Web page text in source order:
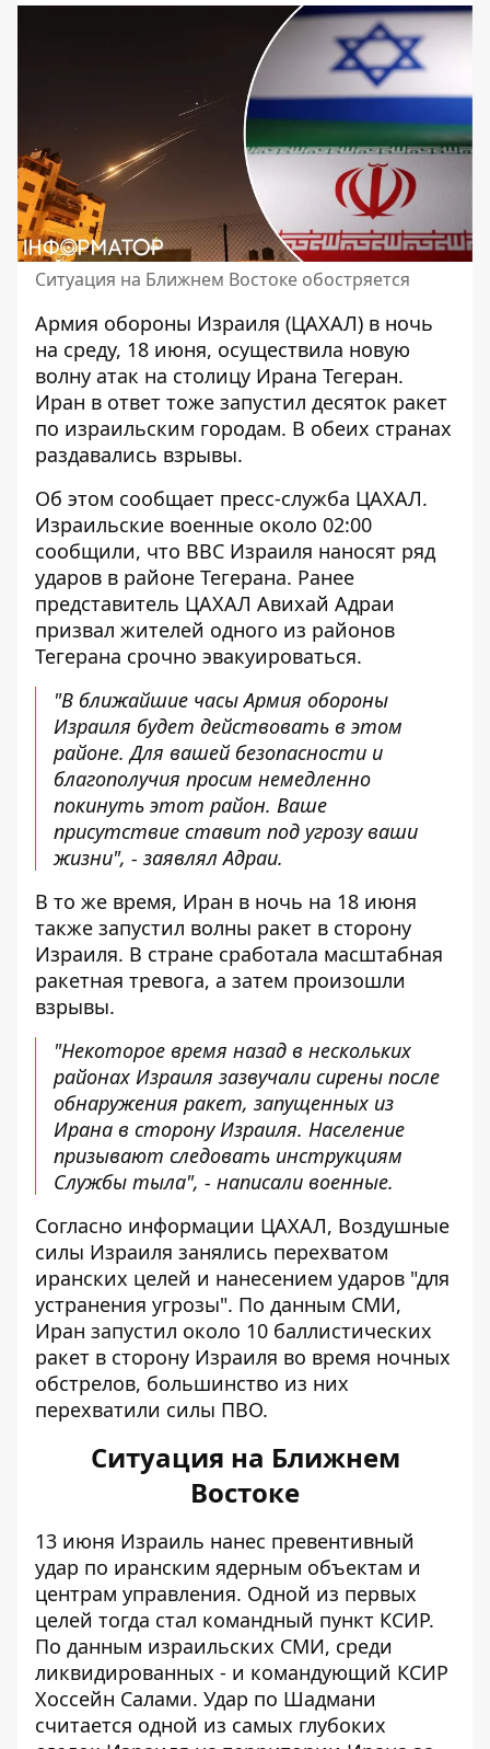
Ситуация на Ближнем Востоке обостряется
Армия обороны Израиля (ЦАХАЛ) в ночь
на среду, 18 июня, осуществила новую
волну атак на столицу Ирана Тегеран.
Иран в ответ тоже запустил десяток ракет
по израильским городам. В обеих странах
раздавались взрывы.
Об этом сообщает пресс-служба ЦАХАЛ.
Израильские военные около 02:00
сообщили, что ВВС Израиля наносят ряд
ударов в районе Тегерана. Ранее
представитель ЦАХАЛ Авихай Адраи
призвал жителей одного из районов
Тегерана срочно эвакуироваться.
"В ближайшие часы Армия обороны
Израиля будет действовать в этом
районе. Для вашей безопасности и
благополучия просим немедленно
покинуть этот район. Ваше
присутствие ставит под угрозу ваши
жизни", - заявлял Адраи.
В то же время, Иран в ночь на 18 июня
также запустил волны ракет в сторону
Израиля. В стране сработала масштабная
ракетная тревога, а затем произошли
взрывы.
"Некоторое время назад в нескольких
районах Израиля зазвучали сирены после
обнаружения ракет, запущенных из
Ирана в сторону Израиля. Население
призывают следовать инструкциям
Службы тыла", - написали военные.
Согласно информации ЦАХАЛ, Воздушные
силы Израиля занялись перехватом
иранских целей и нанесением ударов "для
устранения угрозы". По данным СМИ,
Иран запустил около 10 баллистических
ракет в сторону Израиля во время ночных
обстрелов, большинство из них
перехватили силы ПВО.
Ситуация на Ближнем
Востоке
13 июня Израиль нанес превентивный
удар по иранским ядерным объектам и
центрам управления. Одной из первых
целей тогда стал командный пункт КСИР.
По данным израильских СМИ, среди
ликвидированных - и командующий КСИР
Хоссейн Салами. Удар по Шадмани
считается одной из самых глубоких